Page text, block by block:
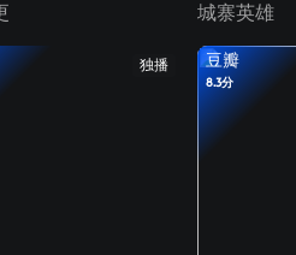
城寨英雄
独播 豆瓣
8.3分